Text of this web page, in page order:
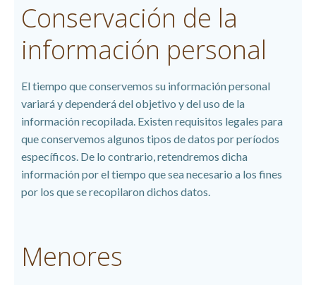
Conservación de la
información personal
El tiempo que conservemos su información personal
variará y dependerá del objetivo y del uso de la
información recopilada. Existen requisitos legales para
que conservemos algunos tipos de datos por períodos
específicos. De lo contrario, retendremos dicha
información por el tiempo que sea necesario a los fines
por los que se recopilaron dichos datos.
Menores